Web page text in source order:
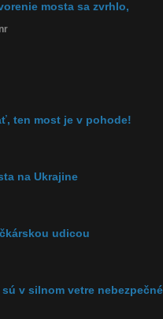
mosta sa zvrhlo,
ten most je v pohode!
na Ukrajine
udicou
sú v silnom vetre nebezpečné